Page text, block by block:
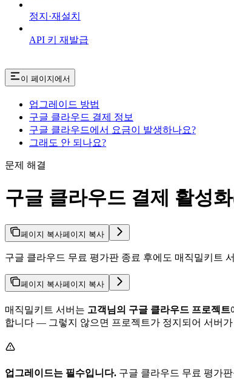
정지·재설치
API 키 재발급
이 페이지에서
업그레이드 방법
구글 클라우드 결제 정보
구글 클라우드에서 요금이 발생하나요?
그래도 안 되나요?
문제 해결
구글 클라우드 결제 활성
페이지 복사페이지 복사
구글 클라우드 무료 평가판 종료 후에도 매직밀키트
페이지 복사페이지 복사
매직밀키트 서버는 고객님의 구글 클라우드 프로젝트
합니다 — 그렇지 않으면 프로젝트가 정지되어 서버
업그레이드는 필수입니다. 구글 클라우드 무료 평가